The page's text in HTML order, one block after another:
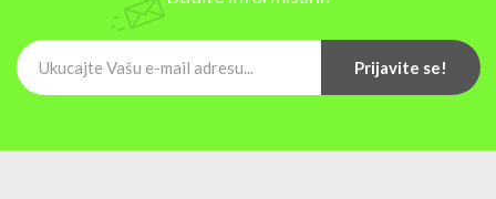
Prijavite se!